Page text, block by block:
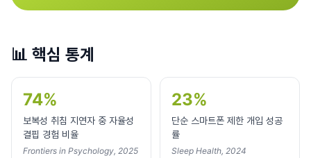
📊 핵심 통계
74%
보복성 취침 지연자 중 자율성
결핍 경험 비율
Frontiers in Psychology, 2025
23%
단순 스마트폰 제한 개입 성공
률
Sleep Health, 2024